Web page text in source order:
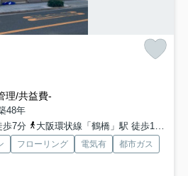
理/共益費-
48年
歩7分
大阪環状線「鶴橋」駅 徒歩12分
フローリング 電気有
都市ガス